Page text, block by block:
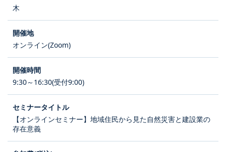
木
オンライン(Zoom)
9:30～16:30(受付9:00)
【オンラインセミナー】地域住民から見た自然災害と建設業の
存在意義